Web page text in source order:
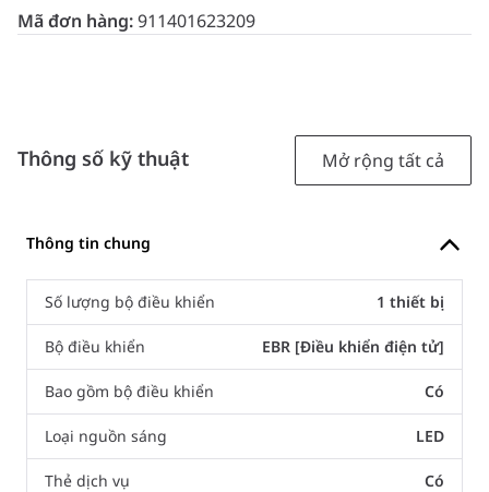
Mã đơn hàng:911401623209
Thông số kỹ thuật Mở rộng tất cả
Thông tin chung
Số lượng bộ điều khiển 1 thiết bị
Bộ điều khiển EBR [Điều khiển điện tử]
Bao gồm bộ điều khiển Có
Loại nguồn sáng LED
Thẻ dịch vụ Có